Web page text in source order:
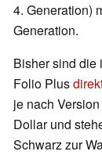
4. Generation)
Generation.
Bisher sind die
Folio Plus
je nach
Dollar und
Schwarz zur